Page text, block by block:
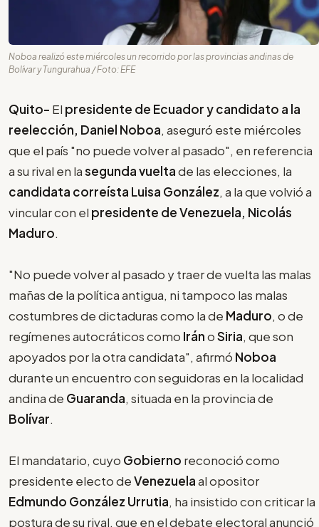
Noboa realizó este miércoles un recorrido por las provincias andinas de
Bolívar y Tungurahua / Foto: EFE
Quito- El presidente de Ecuador y candidato a la
reelección, Daniel Noboa, aseguró este miércoles
que el país "no puede volver al pasado", en referencia
a su rival en lasegunda vueltade las elecciones, la
candidata correísta Luisa González, a la que volvió a
vincular con el presidente de Venezuela, Nicolás
Maduro.
"No puede volver al pasado y traer de vuelta las malas
mañas de la política antigua, ni tampoco las malas
costumbres de dictaduras como la de Maduro, o de
regímenes autocráticos como IránoSiria, que son
apoyados por la otra candidata", afirmó Noboa
durante un encuentro con seguidoras en la localidad
andina de Guaranda, situada en la provincia de
Bolívar.
El mandatario, cuyo Gobierno reconoció como
presidente electo deVenezuelaal opositor
Edmundo González Urrutia, ha insistido con criticar la
postura de su rival, que en el debate electoral anunció